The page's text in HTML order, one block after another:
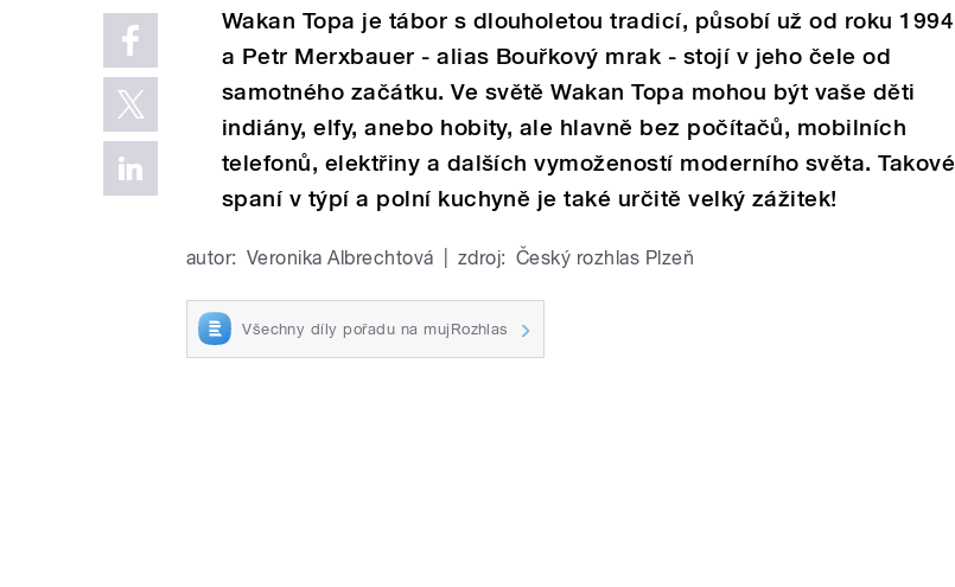
Wakan Topa je tábor s dlouholetou tradicí, působí už od roku 1994
a Petr Merxbauer - alias Bouřkový mrak - stojí v jeho čele od
samotného začátku. Ve světě Wakan Topa mohou být vaše děti
indiány, elfy, anebo hobity, ale hlavně bez počítačů, mobilních
telefonů, elektřiny a dalších vymožeností moderního světa. Takové
spaní v týpí a polní kuchyně je také určitě velký zážitek!
autor: Veronika Albrechtová zdroj: Český rozhlas Plzeň
Všechny díly pořadu na mujRozhlas